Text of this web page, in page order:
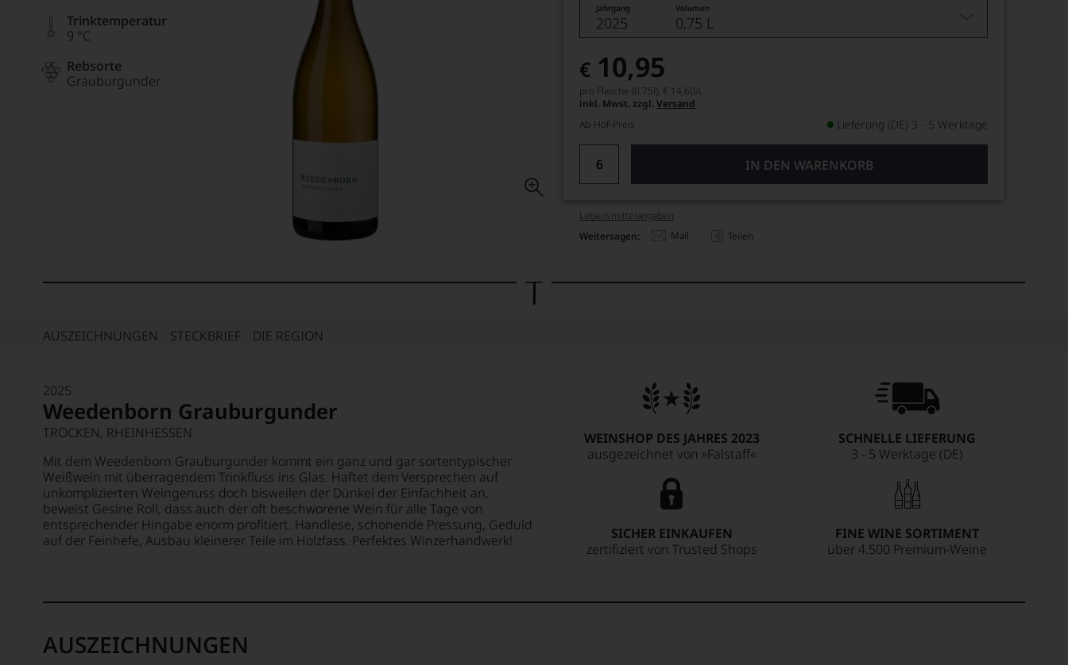
Trinktemperatur
9 °C
Rebsorte
Grauburgunder
Jahrgang Volumen
2025 0,75 L
€ 10,95
pro Flasche (0.75l), € 14,60/L
inkl. Mwst. zzgl.Versand
Ab-Hof-Preis
Lieferung (DE) 3 - 5 Werktage
IN DEN WARENKORB
Lebensmittel­angaben
Weitersagen:
Mail Teilen
AUSZEICHNUNGEN STECKBRIEF DIE REGION
2025
Weedenborn Grauburgunder
TROCKEN, RHEINHESSEN
Mit dem Weedenborn Grauburgunder kommt ein ganz und gar sortentypischer
Weißwein mit überragendem Trinkfluss ins Glas. Haftet dem Versprechen auf
unkomplizierten Weingenuss doch bisweilen der Dünkel der Einfachheit an,
beweist Gesine Roll, dass auch der oft beschworene Wein für alle Tage von
entsprechender Hingabe enorm profitiert. Handlese, schonende Pressung, Geduld
auf der Feinhefe, Ausbau kleinerer Teile im Holzfass. Perfektes Winzerhandwerk!
WEINSHOP DES JAHRES 2023
ausgezeichnet von »Falstaff«
SCHNELLE LIEFERUNG
3 - 5 Werktage (DE)
SICHER EINKAUFEN
zertifiziert von Trusted Shops
FINE WINE SORTIMENT
über 4.500 Premium-Weine
AUSZEICHNUNGEN